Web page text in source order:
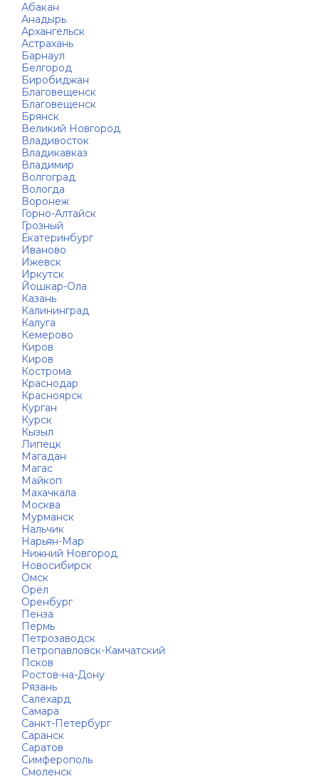
Абакан
Анадырь
Архангельск
Астрахань
Барнаул
Белгород
Биробиджан
Благовещенск
Благовещенск
Брянск
Великий Новгород
Владивосток
Владикавказ
Владимир
Волгоград
Вологда
Воронеж
Горно-Алтайск
Грозный
Екатеринбург
Иваново
Ижевск
Иркутск
Йошкар-Ола
Казань
Калининград
Калуга
Кемерово
Киров
Киров
Кострома
Краснодар
Красноярск
Курган
Курск
Кызыл
Липецк
Магадан
Магас
Майкоп
Махачкала
Москва
Мурманск
Нальчик
Нарьян-Мар
Нижний Новгород
Новосибирск
Омск
Орёл
Оренбург
Пенза
Пермь
Петрозаводск
Петропавловск-Камчатский
Псков
Ростов-на-Дону
Рязань
Салехард
Самара
Санкт-Петербург
Саранск
Саратов
Симферополь
Смоленск